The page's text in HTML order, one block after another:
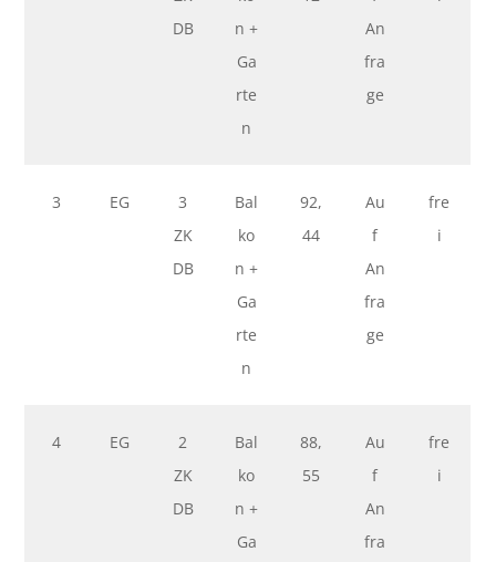
DB
n +
Ga
rte
n
An
fra
ge
3 EG
3
ZK
DB
Bal
ko
n +
Ga
rte
n
92,
44
Au
f
An
fra
ge
fre
i
4 EG
2
ZK
DB
Bal
ko
n +
Ga
88,
55
Au
f
An
fra
fre
i